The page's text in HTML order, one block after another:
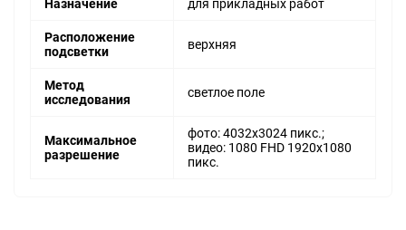
Назначение для прикладных работ
Расположение
подсветки
верхняя
Метод
исследования
светлое поле
Максимальное
разрешение
фото: 4032x3024 пикс.;
видео: 1080 FHD 1920x1080
пикс.